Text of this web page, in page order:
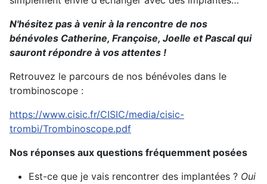
N'hésitez pas à venir à la rencontre de nos
bénévoles Catherine, Françoise, Joelle et Pascal qui
sauront répondre à vos attentes !
Retrouvez le parcours de nos bénévoles dans le
trombinoscope :
https://www.cisic.fr/CISIC/media/cisic-
trombi/Trombinoscope.pdf
Nos réponses aux questions fréquemment posées
Est-ce que je vais rencontrer des implantées ? Oui